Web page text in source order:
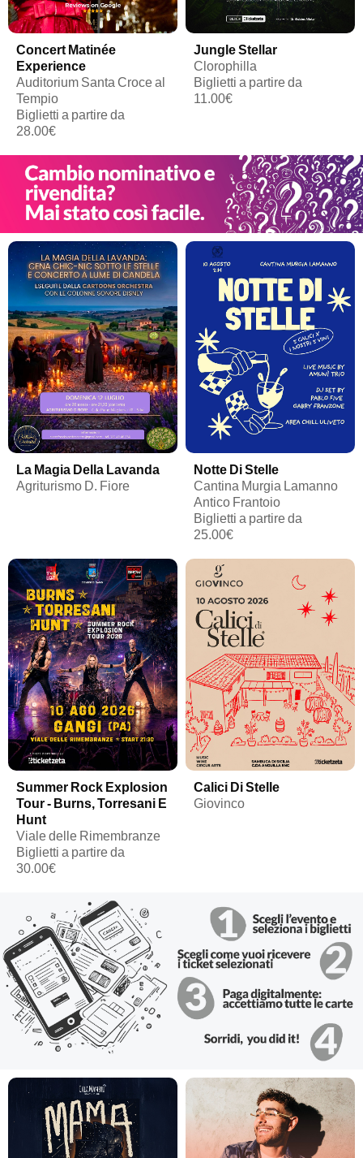
Concert Matinée
Experience
Auditorium Santa Croce al
Tempio
Biglietti a partire da
28.00€
Jungle Stellar
Clorophilla
Biglietti a partire da
11.00€
La Magia Della Lavanda
Agriturismo D. Fiore
Notte Di Stelle
Cantina Murgia Lamanno
Antico Frantoio
Biglietti a partire da
25.00€
Summer Rock Explosion
Tour - Burns, Torresani E
Hunt
Viale delle Rimembranze
Biglietti a partire da
30.00€
Calici Di Stelle
Giovinco